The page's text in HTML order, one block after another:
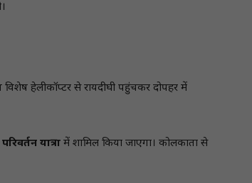
हेलीकॉप्टर से रायदीघी पहुंचकर दोपहर में
परिवर्तन यात्रा में शामिल किया जाएगा। कोलकाता से